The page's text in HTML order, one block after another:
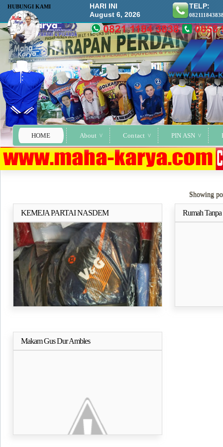
HOME About Contact PIN ASN
HUBUNGI KAMI
HARI INI
August 6, 2026
TELP:
Showing
KEMEJA PARTAI NASDEM
Rumah Tanpa
dan Ketulusan
Makam Gus Dur Ambles